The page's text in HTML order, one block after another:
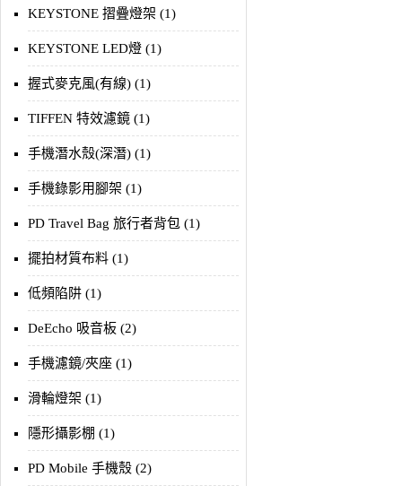
KEYSTONE 摺疊燈架 (1)
KEYSTONE LED燈 (1)
握式麥克風(有線) (1)
TIFFEN 特效濾鏡 (1)
手機潛水殼(深潛) (1)
手機錄影用腳架 (1)
PD Travel Bag 旅行者背包 (1)
擺拍材質布料 (1)
低頻陷阱 (1)
DeEcho 吸音板 (2)
手機濾鏡/夾座 (1)
滑輪燈架 (1)
隱形攝影棚 (1)
PD Mobile 手機殼 (2)